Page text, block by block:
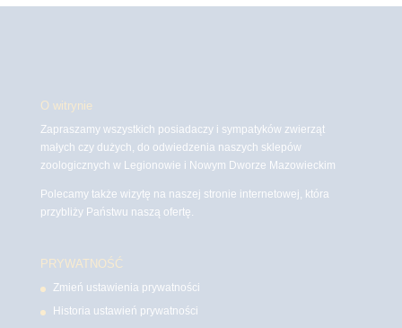
O witrynie
Zapraszamy wszystkich posiadaczy i sympatyków zwierząt
małych czy dużych, do odwiedzenia naszych sklepów
zoologicznych w Legionowie i Nowym Dworze Mazowieckim
Polecamy także wizytę na naszej stronie internetowej, która
przybliży Państwu naszą ofertę.
PRYWATNOŚĆ
Zmień ustawienia prywatności
Historia ustawień prywatności